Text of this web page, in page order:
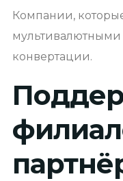
Компании,
мультивалютными
конвертации.